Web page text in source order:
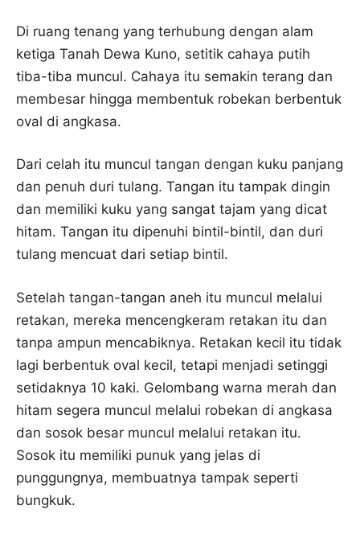
Di ruang tenang yang terhubung dengan alam
ketiga Tanah Dewa Kuno, setitik cahaya putih
tiba-tiba muncul. Cahaya itu semakin terang dan
membesar hingga membentuk robekan berbentuk
oval di angkasa.
Dari celah itu muncul tangan dengan kuku panjang
dan penuh duri tulang. Tangan itu tampak dingin
dan memiliki kuku yang sangat tajam yang dicat
hitam. Tangan itu dipenuhi bintil-bintil, dan duri
tulang mencuat dari setiap bintil.
Setelah tangan-tangan aneh itu muncul melalui
retakan, mereka mencengkeram retakan itu dan
tanpa ampun mencabiknya. Retakan kecil itu tidak
lagi berbentuk oval kecil, tetapi menjadi setinggi
setidaknya 10 kaki. Gelombang warna merah dan
hitam segera muncul melalui robekan di angkasa
dan sosok besar muncul melalui retakan itu.
Sosok itu memiliki punuk yang jelas di
punggungnya, membuatnya tampak seperti
bungkuk.